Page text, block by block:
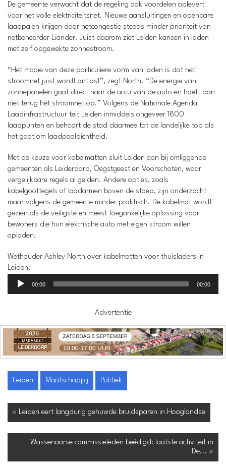
De gemeente verwacht dat de regeling ook voordelen oplevert
voor het volle elektriciteitsnet. Nieuwe aansluitingen en openbare
laadpalen krijgen door netcongestie steeds minder prioriteit van
netbeheerder Liander. Juist daarom ziet Leiden kansen in laden
met zelf opgewekte zonnestroom.
“Het mooie van deze particuliere vorm van laden is dat het
stroomnet juist wordt ontlast”, zegt North. “De energie van
zonnepanelen gaat direct naar de accu van de auto en hoeft dan
niet terug het stroomnet op.” Volgens de Nationale Agenda
Laadinfrastructuur telt Leiden inmiddels ongeveer 1800
laadpunten en behoort de stad daarmee tot de landelijke top als
het gaat om laadpaaldichtheid.
Met de keuze voor kabelmatten sluit Leiden aan bij omliggende
gemeenten als Leiderdorp, Oegstgeest en Voorschoten, waar
vergelijkbare regels al gelden. Andere opties, zoals
kabelgoottegels of laadarmen boven de stoep, zijn onderzocht
maar volgens de gemeente minder praktisch. De kabelmat wordt
gezien als de veiligste en meest toegankelijke oplossing voor
bewoners die hun elektrische auto met eigen stroom willen
opladen.
Wethouder Ashley North over kabelmatten voor thuisladers in
Leiden:
Audiospeler
00:00 00:00
Advertentie
Leiden Maatschappij Politiek
« Leiden eert langdurig gehuwde bruidsparen in Hooglandse
Wassenaarse commissieleden beëdigd: laatste activiteit in
'De... »